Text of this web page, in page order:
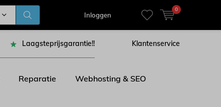
Inloggen
0
Laagsteprijsgarantie!! Klantenservice
Reparatie Webhosting & SEO